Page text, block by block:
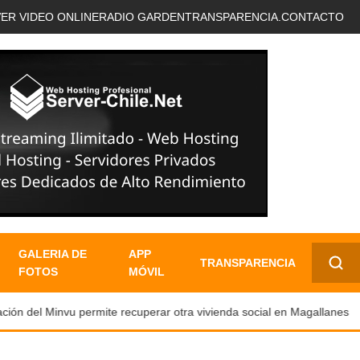
VIDEO ONLINERADIO GARDENTRANSPARENCIA. CONTACTO
GALERIA DE
FOTOS
APP
MÓVIL
TRANSPARENCIA
✕
del Minvu permite recuperar otra vivienda social en Magallanes